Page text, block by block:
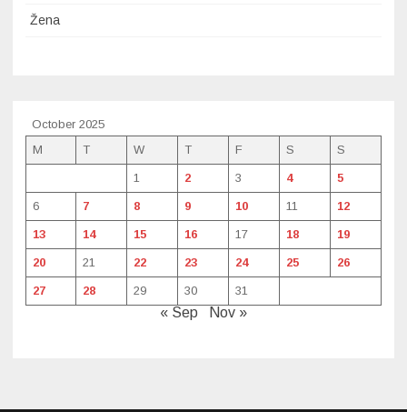
Žena
October 2025
M
T W T F S S
1 2 3 4 5
6 7 8 9 10 11 12
13 14 15 16 17 18 19
20 21 22 23 24 25 26
27 28 29 30 31
« Sep Nov »